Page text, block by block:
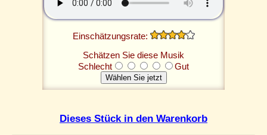
Einschätzungsrate:
Schätzen Sie diese Musik
Schlecht
Gut
Dieses Stück in den Warenkorb